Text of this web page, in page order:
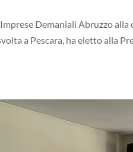
Demaniali Abruzzo
a Pescara, ha eletto alla